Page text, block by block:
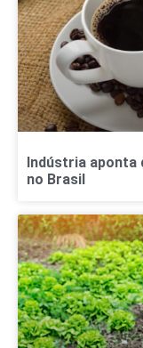
Indústria aponta
no Brasil